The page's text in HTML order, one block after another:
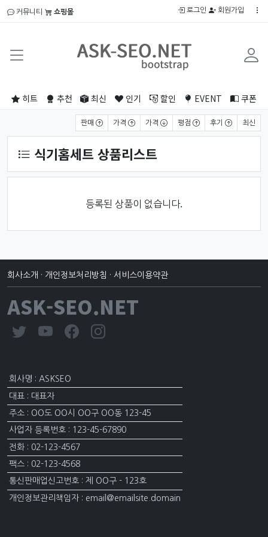
커뮤니티 쇼핑몰 로그인 회원가입
히트 추천 최신 인기 할인 EVENT 쿠폰
판매 가격 가격 평점 후기 최신
식기홈세트 상품리스트
등록된 상품이 없습니다.
회사소개 · 개인정보처리방침 · 서비스이용약관
ASK-SEO.NET
회사명 : ASKSEO
대표 : 대표자
주소 : OO도 OO시 OO구 OO동 123-45
사업자 등록번호 : 123-45-67890
전화 : 02-123-4567
팩스 : 02-123-4568
통신판매업신고번호 : 제 OO구 - 123호
개인정보관리책임자 : email@emailsite.domain